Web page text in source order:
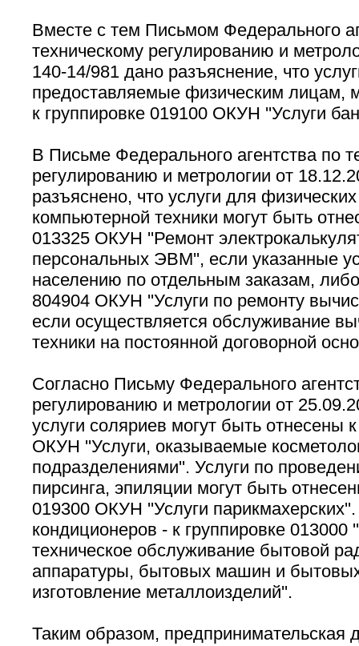
Вместе с тем Письмом Федерального
техническому регулированию и
140-14/981 дано разъяснение, что
предоставляемые физическим лицам,
к группировке 019100 ОКУН ''Услуги
В Письме Федерального агентства по
регулированию и метрологии от
разъяснено, что услуги для
компьютерной техники могут быть
013325 ОКУН ''Ремонт
персональных ЭВМ'', если указанные
населению по отдельным заказам,
804904 ОКУН ''Услуги по ремонту
если осуществляется обслуживание
техники на постоянной договорной
Согласно Письму Федерального
регулированию и метрологии от
услуги соляриев могут быть отнесены
ОКУН ''Услуги, оказываемые
подразделениями''. Услуги по
пирсинга, эпиляции могут быть
019300 ОКУН ''Услуги парикмахерских''.
кондиционеров - к группировке 013000
техническое обслуживание бытовой
аппаратуры, бытовых машин и
изготовление металлоизделий''.
Таким образом, предпринимательская